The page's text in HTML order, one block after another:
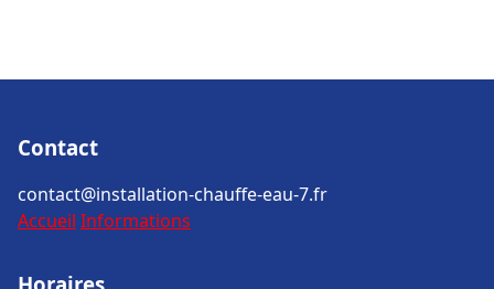
Contact
contact@installation-chauffe-eau-7.fr
Accueil Informations